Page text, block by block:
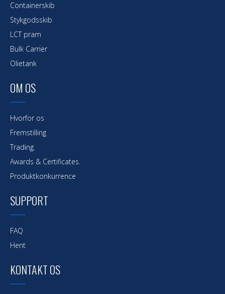
Containerskib
Stykgodsskib
LCT pram
Bulk Carrier
Olietank
OM OS
Hvorfor os
Fremstilling
Trading.
Awards & Certificates.
Produktkonkurrence
SUPPORT
FAQ
Hent
KONTAKT OS